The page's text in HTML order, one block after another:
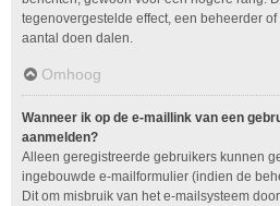
tegenovergestelde effect, een beheerder
aantal doen dalen.
Omhoog
Wanneer ik op de e-maillink van een
aanmelden?
Alleen geregistreerde gebruikers kunnen
ingebouwde e-mailformulier (indien de
Dit om misbruik van het e-mailsysteem